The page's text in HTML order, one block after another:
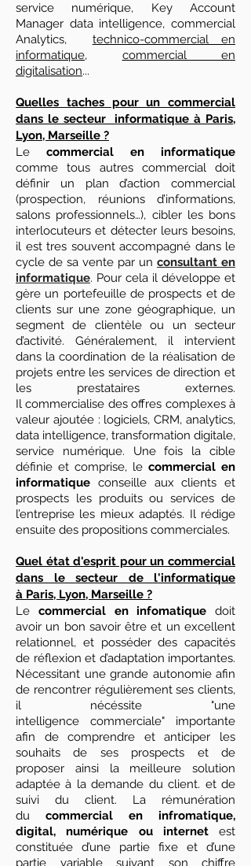
service numérique, Key Account
Manager data intelligence, commercial
Analytics, technico-commercial en
informatique, commercial en
digitalisation...
Quelles taches pour un commercial
dans le secteur informatique à Paris,
Lyon, Marseille ?
Le commercial
en informatique
comme tous autres commercial doit
définir un plan d’action commercial
(prospection, réunions d’informations,
salons professionnels…), cibler les bons
interlocuteurs et détecter leurs besoins,
il est tres souvent accompagné dans le
cycle de sa vente par un consultant en
informatique. Pour cela il développe et
gère un portefeuille de prospects et de
clients sur une zone géographique, un
segment de clientèle ou un secteur
d’activité. Généralement, il intervient
dans la coordination de la réalisation de
projets entre les services de direction et
les prestataires externes.
Il commercialise des offres complexes à
valeur ajoutée : logiciels, CRM, analytics,
data intelligence, transformation digitale,
service numérique. Une fois la cible
définie et comprise, le commercial en
informatique conseille aux clients et
prospects les produits ou services de
l’entreprise les mieux adaptés. Il rédige
ensuite des propositions commerciales.
Quel état d'esprit pour un commercial
dans le secteur de l'informatique
à Paris, Lyon, Marseille ?
Le commercial en infomatique doit
avoir un bon savoir être et un excellent
relationnel, et posséder des capacités
de réflexion et d’adaptation importantes.
Nécessitant une grande autonomie afin
de rencontrer régulièrement ses clients,
il nécéssite "une
intelligence commerciale" importante
afin de comprendre et anticiper les
souhaits de ses prospects et de
proposer ainsi la meilleure solution
adaptée à la demande du client. et de
suivi du client. La rémunération
du commercial en infromatique,
digital, numérique ou internetest
constituée d’une partie fixe et d’une
partie variable suivant son chiffre